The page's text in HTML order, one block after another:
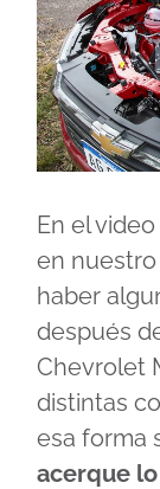
En el
en
haber
después
Chevrolet
distintas
esa forma
acerque